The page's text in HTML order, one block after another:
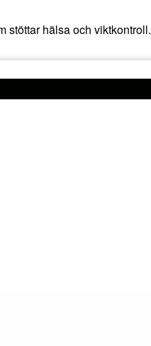
stöttar hälsa och viktkontroll.